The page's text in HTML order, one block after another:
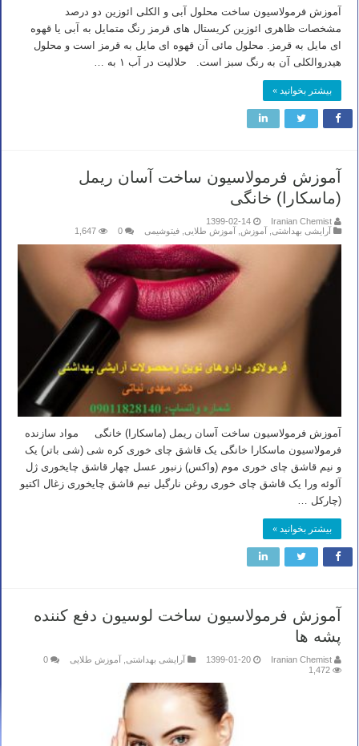
آموزش فرمولاسیون ساخت محلول آبی و الکلی ائوزین دو درصد
مشخصات ظاهری ائوزین کریستال های قرمز رنگ متمایل به آبی یا قهوه
ای مایل به قرمز. محلول مائی آن قهوه ای مایل به قرمز است و محلول
هیدروالکلی آن به رنگ سبز است. حلالیت در آب ۱ به …
بیشتر بخوانید »
آموزش فرمولاسیون ساخت آسان ریمل
(ماسکارا) خانگی
Iranian Chemist
1399-02-14
آرایشی بهداشتی آموزش آموزش طلایی فیتوشیمی 0
1,647
آموزش فرمولاسیون ساخت آسان ریمل (ماسکارا) خانگی مواد سازنده
فرمولاسیون ماسکارا خانگی یک قاشق چای خوری کره شی (شی باتر) یک
و نیم قاشق چای خوری موم (واکس) زنبور عسل چهار قاشق چایخوری ژل
آلوئه ورا یک قاشق چای خوری روغن نارگیل نیم قاشق چایخوری زغال اکتیو
(چارکل …
بیشتر بخوانید »
آموزش فرمولاسیون ساخت لوسیون دفع کننده
پشه ها
Iranian Chemist
1399-01-20 آرایشی بهداشتی آموزش طلایی
0
1,472